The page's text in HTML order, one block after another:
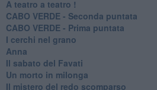
A teatro a teatro !
CABO VERDE - Seconda puntata
CABO VERDE - Prima puntata
I cerchi nel grano
Anna
Il sabato del Favati
Un morto in milonga
Il mistero del redo scomparso